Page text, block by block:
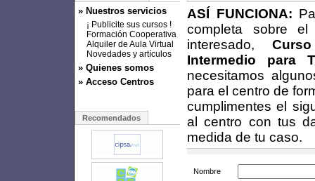
» Nuestros servicios
¡ Publicite sus cursos !
Formación Cooperativa
Alquiler de Aula Virtual
Novedades y artículos
» Quienes somos
» Acceso Centros
Recomendados
ASÍ FUNCIONA:
completa sobre
interesado,
Intermedio para
necesitamos
para el centro de
cumplimentes el
al centro con tus
medida de tu caso.
Nombre